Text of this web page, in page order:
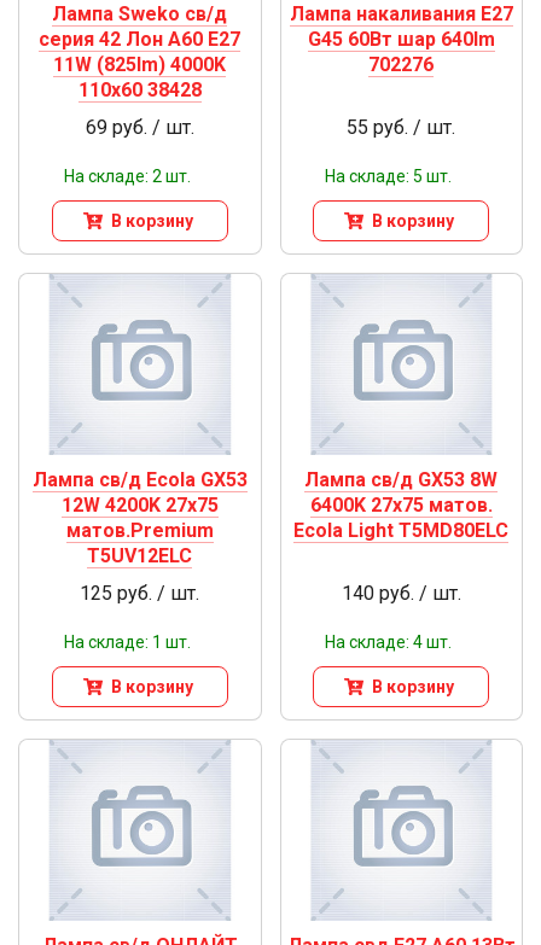
Лампа Sweko св/д
серия 42 Лон А60 Е27
11W (825lm) 4000K
110х60 38428
69 руб. / шт.
На складе: 2 шт.
В корзину
Лампа накаливания Е27
G45 60Вт шар 640lm
702276
55 руб. / шт.
На складе: 5 шт.
В корзину
Лампа св/д Ecola GX53
12W 4200K 27x75
матов.Premium
Т5UV12ELC
125 руб. / шт.
На складе: 1 шт.
В корзину
Лампа св/д GX53 8W
6400K 27x75 матов.
Ecola Light Т5МD80ELC
140 руб. / шт.
На складе: 4 шт.
В корзину